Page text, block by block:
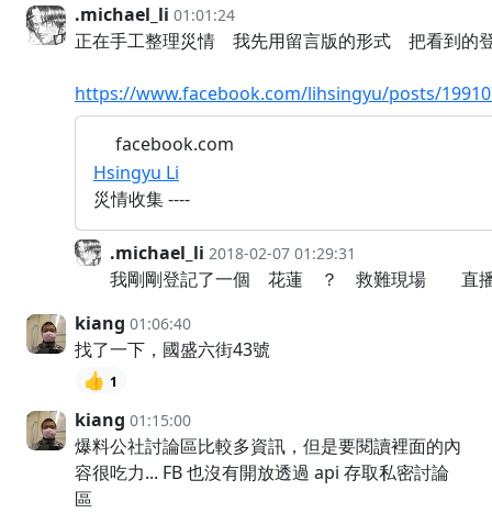
.michael_li 01:01:24
正在手工整理災情 我先用留言版的形式 把看到的
https://www.facebook.com/lihsingyu/posts/
facebook.com
Hsingyu Li
災情收集 ----
.michael_li 2018-02-07 01:29:31
我剛剛登記了一個 花蓮 ？ 救難現場 直
kiang 01:06:40
找了一下，國盛六街43號
👍 1
kiang 01:15:00
爆料公社討論區比較多資訊，但是要閱讀裡面的內
容很吃力... FB 也沒有開放透過 api 存取私密討論
區